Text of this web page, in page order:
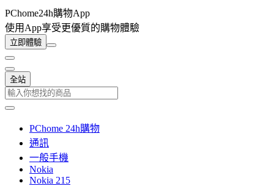
PChome24h購物App
使用App享受更優質的購物體驗
立即體驗
全站
PChome 24h購物
通訊
一般手機
Nokia
Nokia 215